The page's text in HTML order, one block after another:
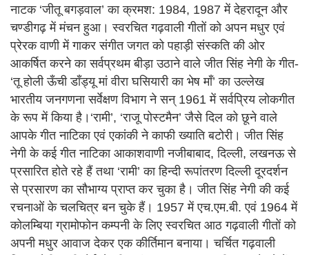
नाटक ‘जीतू बगड़वाल’ का क्रमश: 1984, 1987 में देहरादून और
चण्डीगढ़ में मंचन हुआ। स्वरचित गढ़वाली गीतों को अपन मधुर एवं
प्रेरक वाणी में गाकर संगीत जगत को पहाड़ी संस्कति की ओर
आकर्षित करने का सर्वप्रथम बीड़ा उठाने वाले जीत सिंह नेगी के गीत-
‘तू होली ऊँची डाँड्यू मां वीरा घसियारी का भेष माँ’ का उल्लेख
भारतीय जनगणना सर्वेक्षण विभाग ने सन् 1961 में सर्वप्रिय लोकगीत
के रूप में किया है।‘रामी’, ‘राजू पोस्टमैन’ जैसे दिल को छूने वाले
आपके गीत नाटिका एवं एकांकी ने काफी ख्याति बटोरी। जीत सिंह
नेगी के कई गीत नाटिका आकाशवाणी नजीबाबाद, दिल्ली, लखनऊ से
प्रसारित होते रहे हैं तथा ‘रामी’ का हिन्दी रूपांतरण दिल्ली दूरदर्शन
से प्रसारण का सौभाग्य प्राप्त कर चुका है। जीत सिंह नेगी की कई
रचनाओं के चलचित्र बन चुके हैं। 1957 में एच.एम.बी. एवं 1964 में
कोलम्बिया ग्रामोफोन कम्पनी के लिए स्वरचित आठ गढ़वाली गीतों को
अपनी मधुर आवाज देकर एक कीर्तिमान बनाया। चर्चित गढ़वाली